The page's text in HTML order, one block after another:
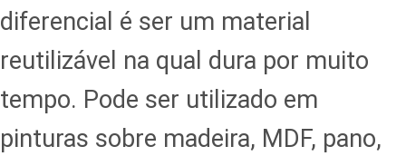
diferencial é ser um material
reutilizável na qual dura por muito
tempo. Pode ser utilizado em
pinturas sobre madeira, MDF, pano,